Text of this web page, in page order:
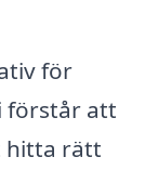
för
förstår att
hitta rätt